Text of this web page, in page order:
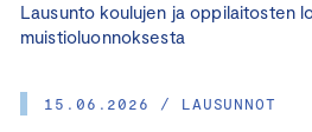
Lausunto koulujen ja oppilaitosten
muistioluonnoksesta
15.06.2026 / LAUSUNNOT